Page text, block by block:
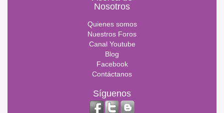
Nosotros
Quienes somos
Nuestros Foros
Canal Youtube
Blog
Facebook
Contáctanos
Síguenos